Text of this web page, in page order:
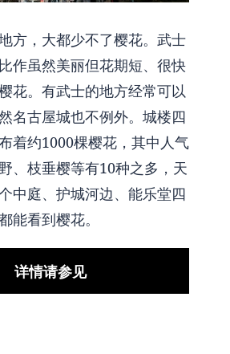
方，大都少不了樱花。武士
作虽然美丽但花期短、很快
花。有武士的地方经常可以
名古屋城也不例外。城楼四
着约1000棵樱花，其中人气
、枝垂樱等有10种之多，天
中庭、护城河边、能乐堂四
能看到樱花。
详情请参见